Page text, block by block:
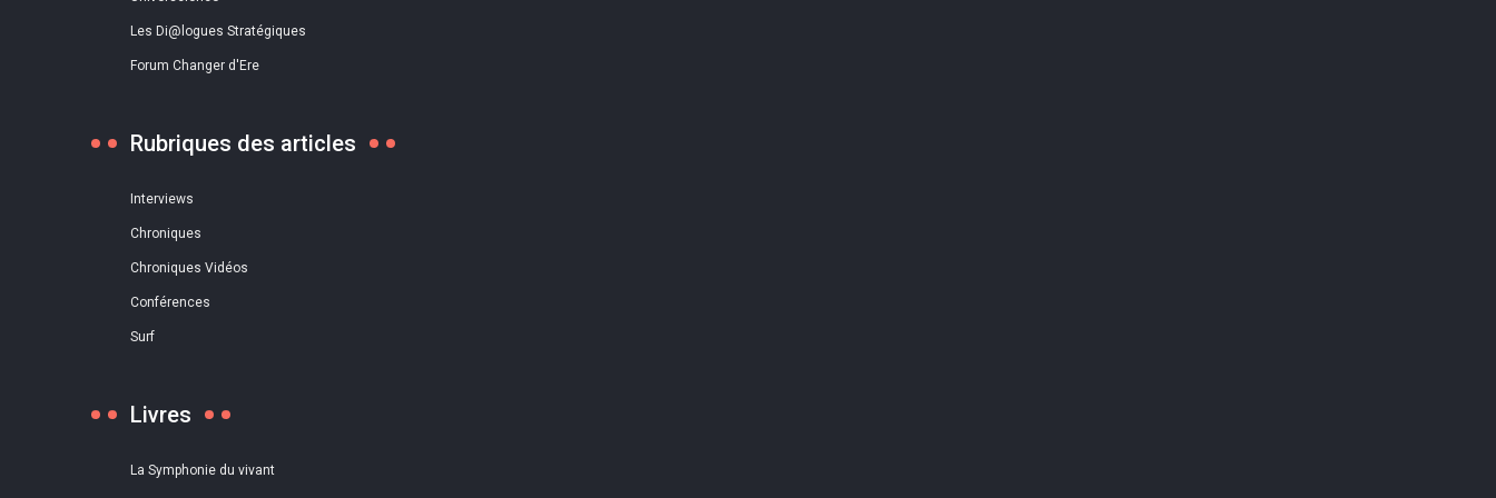
Les Di@logues Stratégiques
Forum Changer d'Ere
Rubriques des articles
Interviews
Chroniques
Chroniques Vidéos
Conférences
Surf
Livres
La Symphonie du vivant